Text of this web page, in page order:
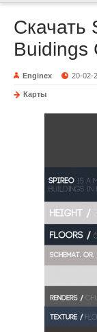
Скачать
Buidings
Enginex 20-02-
Карты